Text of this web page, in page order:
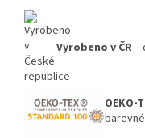
Vyrobeno v ČR–
OEKO-